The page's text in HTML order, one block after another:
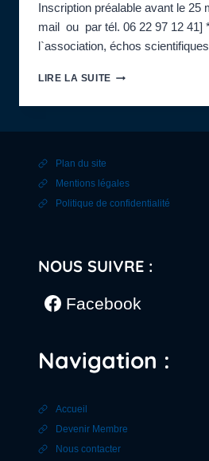
Inscription préalable avant le
mail ou par tél. 06 22 97 12 41]
l`association, échos
LIRE LA SUITERÉUNION
AVEC
ET
Plan du site
Mentions légales
Politique de confidentialité
NOUS SUIVRE :
Facebook
Navigation :
Accueil
Devenir Membre
Nous contacter